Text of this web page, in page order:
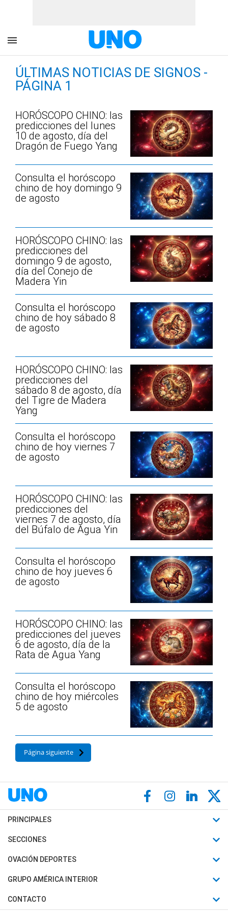
ÚLTIMAS NOTICIAS DE SIGNOS -
PÁGINA 1
HORÓSCOPO CHINO: las
predicciones del lunes
10 de agosto, día del
Dragón de Fuego Yang
Consulta el horóscopo
chino de hoy domingo 9
de agosto
HORÓSCOPO CHINO: las
predicciones del
domingo 9 de agosto,
día del Conejo de
Madera Yin
Consulta el horóscopo
chino de hoy sábado 8
de agosto
HORÓSCOPO CHINO: las
predicciones del
sábado 8 de agosto, día
del Tigre de Madera
Yang
Consulta el horóscopo
chino de hoy viernes 7
de agosto
HORÓSCOPO CHINO: las
predicciones del
viernes 7 de agosto, día
del Búfalo de Agua Yin
Consulta el horóscopo
chino de hoy jueves 6
de agosto
HORÓSCOPO CHINO: las
predicciones del jueves
6 de agosto, día de la
Rata de Agua Yang
Consulta el horóscopo
chino de hoy miércoles
5 de agosto
Página siguiente
PRINCIPALES
Últimas Noticias
Política
Judiciales
SECCIONES
Horóscopo
Motores
Trucos caseros
OVACIÓN DEPORTES
Fútbol
Mundial
Automovilismo
GRUPO AMÉRICA INTERIOR
Canal 7 en Vivo
CONTACTO